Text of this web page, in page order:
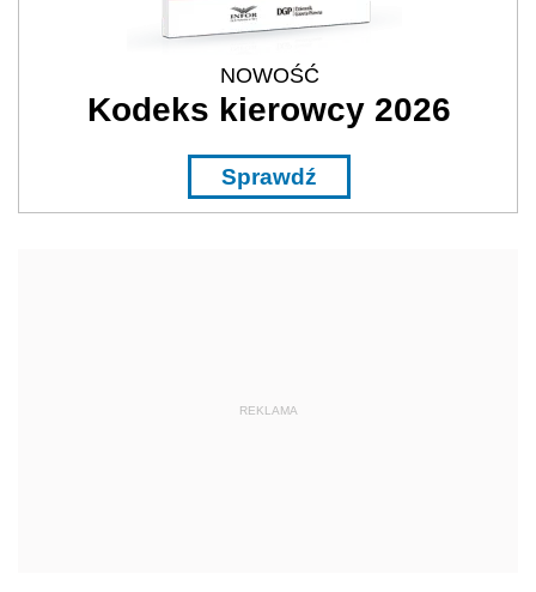
NOWOŚĆ
Kodeks kierowcy 2026
Sprawdź
REKLAMA